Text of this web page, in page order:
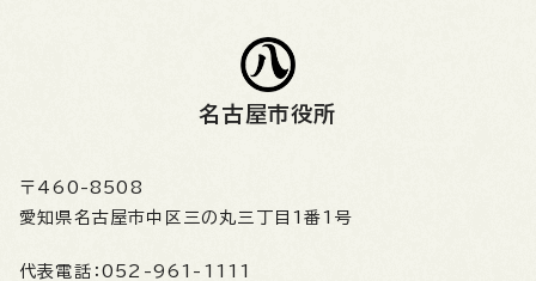
名古屋市役所
〒460-8508
愛知県名古屋市中区三の丸三丁目1番1号
代表電話： 052-961-1111